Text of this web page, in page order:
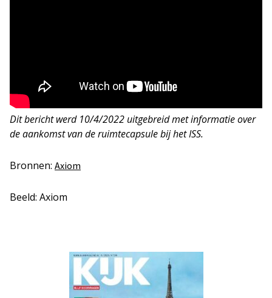
Dit bericht werd 10/4/2022 uitgebreid met informatie over
de aankomst van de ruimtecapsule bij het ISS.
Bronnen: Axiom
Beeld: Axiom